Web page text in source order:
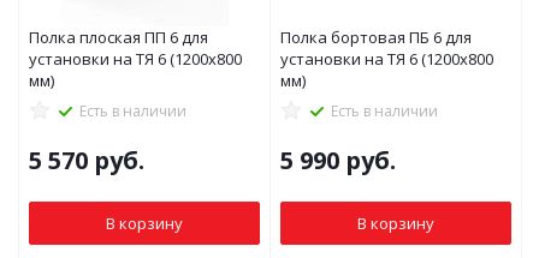
Полка плоская ПП 6 для
установки на ТЯ 6 (1200x800
мм)
Есть в наличии
5 570 руб.
В корзину
Полка бортовая ПБ 6 для
установки на ТЯ 6 (1200x800
мм)
Есть в наличии
5 990 руб.
В корзину